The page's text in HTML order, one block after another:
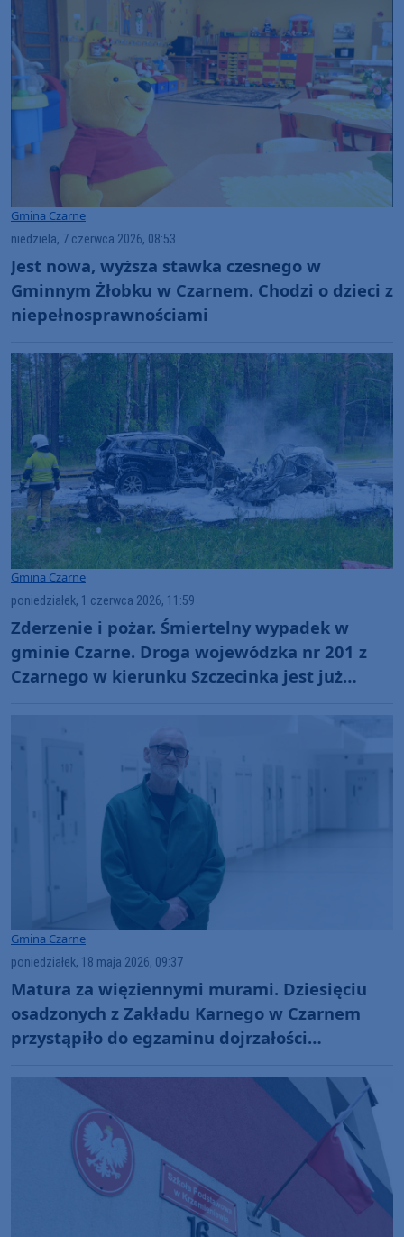
Gmina Czarne
niedziela, 7 czerwca 2026, 08:53
Jest nowa, wyższa stawka czesnego w
Gminnym Żłobku w Czarnem. Chodzi o dzieci z
niepełnosprawnościami
Gmina Czarne
poniedziałek, 1 czerwca 2026, 11:59
Zderzenie i pożar. Śmiertelny wypadek w
gminie Czarne. Droga wojewódzka nr 201 z
Czarnego w kierunku Szczecinka jest już
Gmina Czarne
poniedziałek, 18 maja 2026, 09:37
Matura za więziennymi murami. Dziesięciu
osadzonych z Zakładu Karnego w Czarnem
przystąpiło do egzaminu dojrzałości